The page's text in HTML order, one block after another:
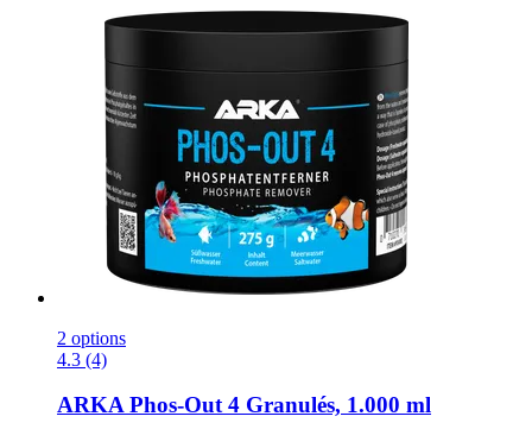
2 options
4.3 (4)
ARKAPhos-​Out 4 Granulés, 1.000 ml